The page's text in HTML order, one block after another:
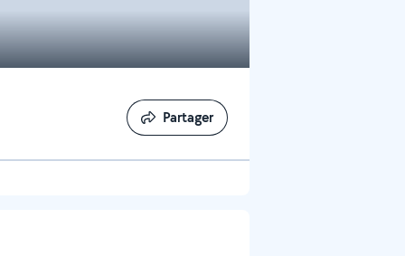
Partager
Partager